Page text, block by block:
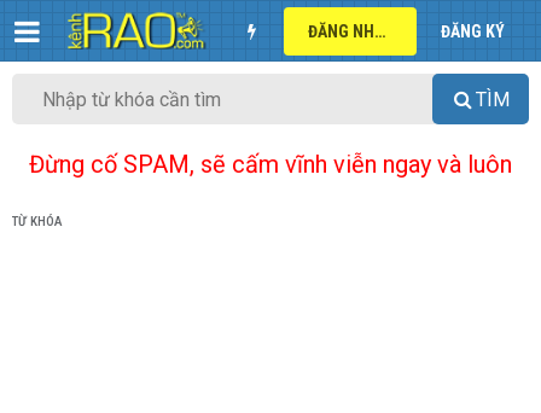
ĐĂNG NHẬP ĐĂNG KÝ
TÌM
Đừng cố SPAM, sẽ cấm vĩnh viễn ngay và luôn
TỪ KHÓA